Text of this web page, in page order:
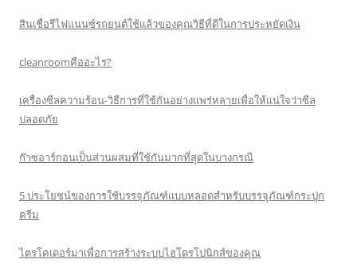
สินเชื่อรีไฟแนนซ์รถยนต์ใช้แล้วของคุณวิธีที่ดีในการประหยัดเงิน
cleanroomคืออะไร?
เครื่องซีลความร้อน-วิธีการที่ใช้กันอย่างแพร่หลายเพื่อให้แน่ใจว่าซีล
ปลอดภัย
ก๊าซอาร์กอนเป็นส่วนผสมที่ใช้กันมากที่สุดในบางกรณี
5 ประโยชน์ของการใช้บรรจุภัณฑ์แบบหลอดสำหรับบรรจุภัณฑ์กระปุก
ครีม
ไตรโคเดอร์มาเพื่อการสร้างระบบไฮโดรโปนิกส์ของคุณ